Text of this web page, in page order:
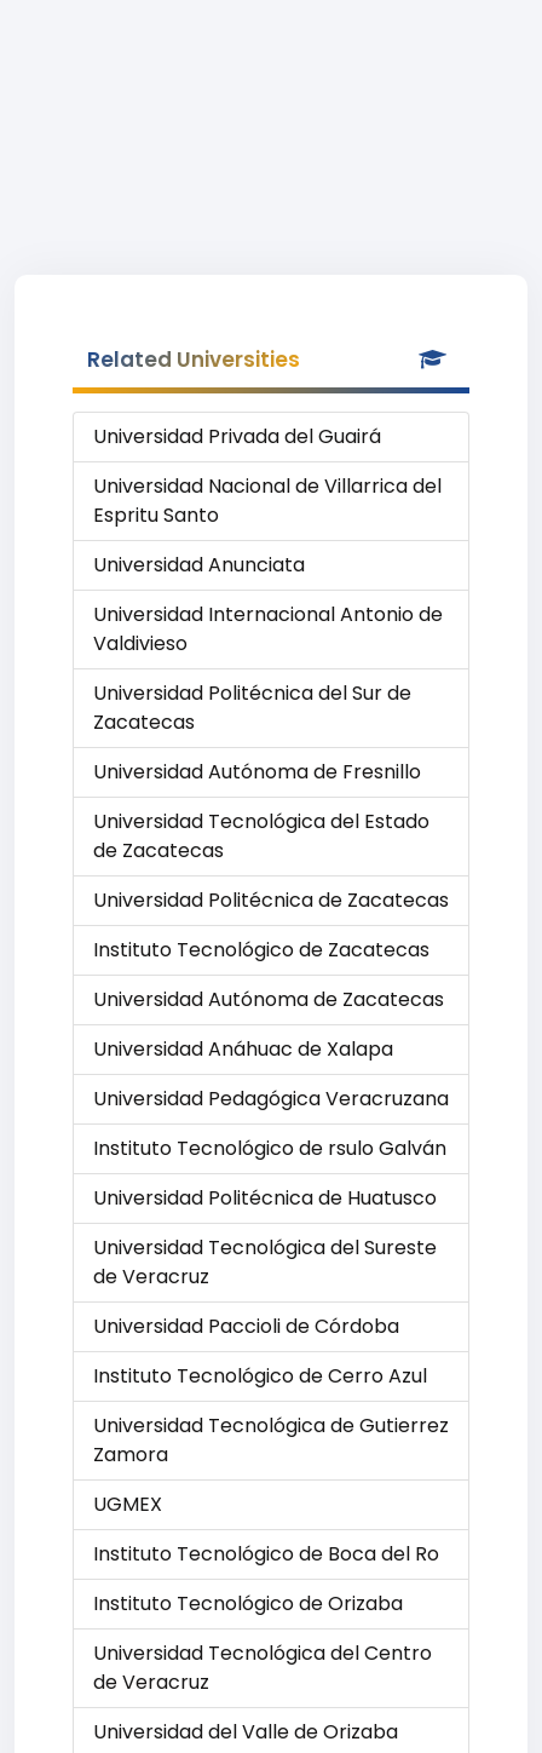
Related Universities
Universidad Privada del Guairá
Universidad Nacional de Villarrica del
Espritu Santo
Universidad Anunciata
Universidad Internacional Antonio de
Valdivieso
Universidad Politécnica del Sur de
Zacatecas
Universidad Autónoma de Fresnillo
Universidad Tecnológica del Estado
de Zacatecas
Universidad Politécnica de Zacatecas
Instituto Tecnológico de Zacatecas
Universidad Autónoma de Zacatecas
Universidad Anáhuac de Xalapa
Universidad Pedagógica Veracruzana
Instituto Tecnológico de rsulo Galván
Universidad Politécnica de Huatusco
Universidad Tecnológica del Sureste
de Veracruz
Universidad Paccioli de Córdoba
Instituto Tecnológico de Cerro Azul
Universidad Tecnológica de Gutierrez
Zamora
UGMEX
Instituto Tecnológico de Boca del Ro
Instituto Tecnológico de Orizaba
Universidad Tecnológica del Centro
de Veracruz
Universidad del Valle de Orizaba